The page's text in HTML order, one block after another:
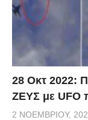
28 Οκτ 2022:
ΖΕΥΣ με UFO
2 ΝΟΕΜΒΡΊΟΥ,